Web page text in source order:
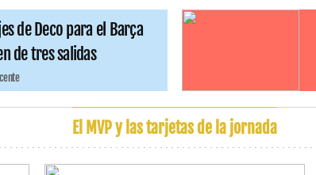
de Deco para el Barça
de tres salidas
El MVP y las tarjetas de la jornada